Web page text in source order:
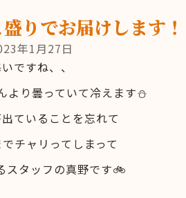
りでお届けします！
年1月27日
ですね、、
より曇っていて冷えます⛄
ていることを忘れて
チャリってしまって
スタッフの真野です🚲